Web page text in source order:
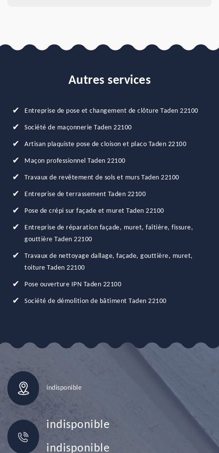
Autres services
Entreprise de pose et changement de clôture Taden 22100
Société de maçonnerie Taden 22100
Artisan plaquiste pose de cloison et placo Taden 22100
Maçon professionnel Taden 22100
Travaux de revêtement de sols et murs Taden 22100
Entreprise de terrassement Taden 22100
Pose de crépi sur façade et muret Taden 22100
Entreprise de réparation façade, muret, faîtière, fissure,
gouttière Taden 22100
Travaux de nettoyage dallage, façade, gouttière, muret,
toiture Taden 22100
Pose ouverture IPN Taden 22100
Société de démolition de bâtiment Taden 22100
indisponible
indisponible
indisponible